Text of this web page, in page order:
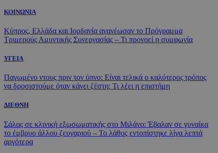
ΚΟΙΝΩΝΙΑ
Κύπρος, Ελλάδα και Ιορδανία ανανέωσαν το Πρόγραμμα
Τριμερούς Αμυντικής Συνεργασίας – Τι προνοεί η συμφωνία
ΥΓΕΙΑ
Παγωμένο ντους πριν τον ύπνο: Είναι τελικά ο καλύτερος τρόπος
να δροσιστούμε όταν κάνει ζέστη; Τι λέει η επιστήμη
ΔΙΕΘΝΗ
Σάλος σε κλινική εξωσωματικής στο Μιλάνο: Έβαλαν σε γυναίκα
το έμβρυο άλλου ζευγαριού – Το λάθος εντοπίστηκε λίγα λεπτά
αργότερα